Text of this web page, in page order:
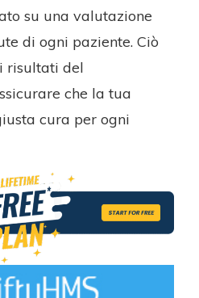
su una valutazione
di ogni paziente. Ciò
risultati del
che la tua
cura per ogni